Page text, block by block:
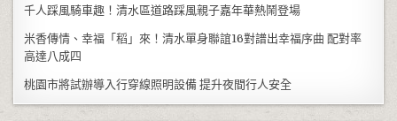
千人踩風騎車趣！清水區道路踩風親子嘉年華熱鬧登場
米香傳情、幸福「稻」來！清水單身聯誼16對譜出幸福序曲 配對率
高達八成四
桃園市將試辦導入行穿線照明設備 提升夜間行人安全